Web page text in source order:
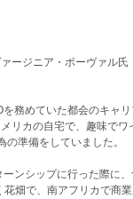
ージニア・ポーヴァル
務めていた都会のキャ
リカの自宅で、趣味で
準備をしていました。
ンシップに行った際に
畑で、南アフリカで商